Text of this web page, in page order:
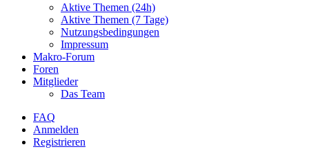
Aktive Themen (24h)
Aktive Themen (7 Tage)
Nutzungsbedingungen
Impressum
Makro-Forum
Foren
Mitglieder
Das Team
FAQ
Anmelden
Registrieren